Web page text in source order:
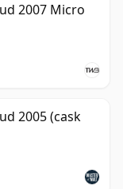
2007 Micro
2005 (cask